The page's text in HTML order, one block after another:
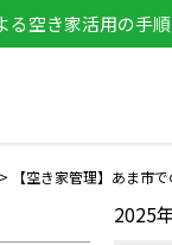
る空き家活用の手順
> 【空き家管理】あま市
2025